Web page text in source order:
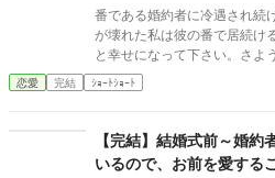
いた。だからこそ、ルカは学
優先したいとステファニアに願い
の願いに対して私はダメだと
ったから。一ヶ月に一度あっ
ルカにとって自分がどうい
ら。 極めつけはルカと親友カップルの歪な三角関係についての
番である婚約者に冷遇され続
が壊れた私は彼の番で居続け
と幸せになって下さい。さようなら… 愛されなか
まぁ。すれ違いエンド。ゆるゆる設定。 ※沢山の
いねをありがとうございます
恋愛 完結 ｼｮｰﾄｼｮｰﾄ
【完結】結婚式前～婚約
いるので、お前を愛する